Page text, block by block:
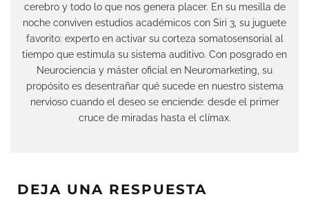
cerebro y todo lo que nos genera placer. En su mesilla de
noche conviven estudios académicos con Siri 3, su juguete
favorito: experto en activar su corteza somatosensorial al
tiempo que estimula su sistema auditivo. Con posgrado en
Neurociencia y máster oficial en Neuromarketing, su
propósito es desentrañar qué sucede en nuestro sistema
nervioso cuando el deseo se enciende: desde el primer
cruce de miradas hasta el clímax.
DEJA UNA RESPUESTA